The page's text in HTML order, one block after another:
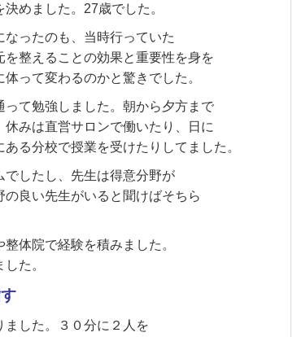
めました。27歳でした。
ったのも、当時行っていた
整えることの効果と重要性を身を
って変わるのかと驚きでした。
て勉強しました。朝から夕方まで
みは直営サロンで働いたり、日に
る分校で授業を受けたりしてました。
したし、先生は得意分野が
良い先生がいると聞けばそちら
体院で経験を積みました。
た。
ました。３０分に２人を